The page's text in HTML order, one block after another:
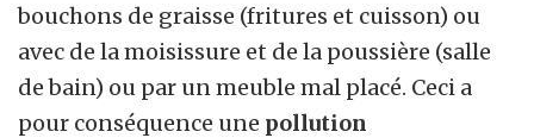
bouchons de graisse (fritures et cuisson) ou
avec de la moisissure et de la poussière (salle
de bain) ou par un meuble mal placé. Ceci a
pour conséquence une pollution